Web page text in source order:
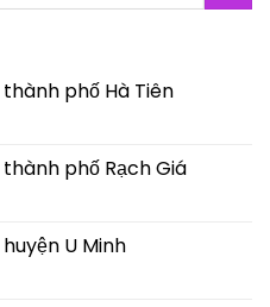
phố Hà Tiên
phố Rạch Giá
U Minh